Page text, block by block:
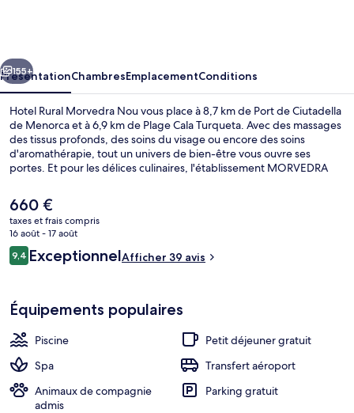
Suivant
155+
PrésentationChambresEmplacementConditions
Hotel Rural Morvedra Nou vous place à 8,7 km de Port de Ciutadella
de Menorca et à 6,9 km de Plage Cala Turqueta. Avec des massages
des tissus profonds, des soins du visage ou encore des soins
d'aromathérapie, tout un univers de bien-être vous ouvre ses
portes. Et pour les délices culinaires, l'établissement MORVEDRA
extérieure, un bar en bord de piscine et une salle de fitness ouverte
24 h/24 figurent également parmi les petits plus offerts.
Le
prix
actuel
est
de
660 €
taxes et frais compris
16 août - 17 août
Avis
voyageurs
9,49,4 sur 10
ExceptionnelAfficher 39 avis
Équipements populaires
Piscine
Petit déjeuner gratuit
Spa
Transfert aéroport
Animaux de compagnie
admis
Parking gratuit